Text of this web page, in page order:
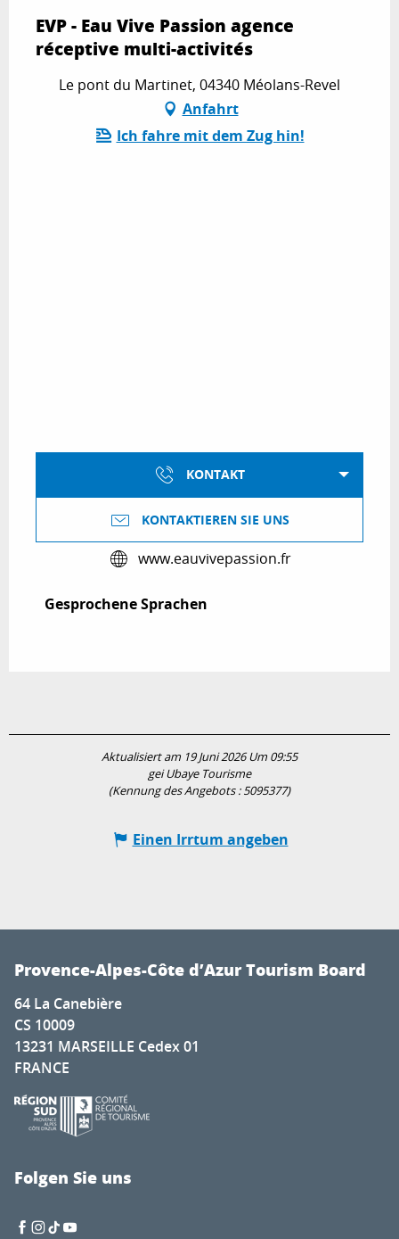
EVP - Eau Vive Passion agence
réceptive multi-activités
Le pont du Martinet, 04340 Méolans-Revel
Anfahrt
Ich fahre mit dem Zug hin!
KONTAKT
KONTAKTIEREN SIE UNS
www.eauvivepassion.fr
Gesprochene Sprachen
Gesprochene Sprachen
Aktualisiert am 19 Juni 2026 Um 09:55
gei Ubaye Tourisme
(Kennung des Angebots :5095377)
Einen Irrtum angeben
Provence-Alpes-Côte d’Azur Tourism Board
64 La Canebière
CS 10009
13231 MARSEILLE Cedex 01
FRANCE
Folgen Sie uns